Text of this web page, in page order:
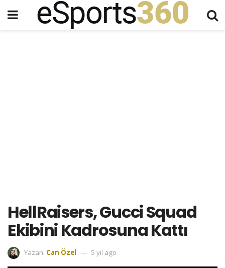
HellRaisers, Gucci Squad
Ekibini Kadrosuna Kattı
Yazan: Can Özel 5 yıl ago